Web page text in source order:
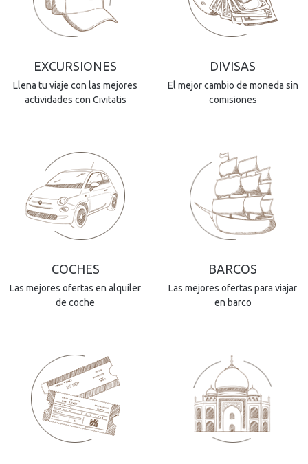
EXCURSIONES
Llena tu viaje con las mejores
actividades con Civitatis
DIVISAS
El mejor cambio de moneda sin
comisiones
COCHES
Las mejores ofertas en alquiler
de coche
BARCOS
Las mejores ofertas para viajar
en barco